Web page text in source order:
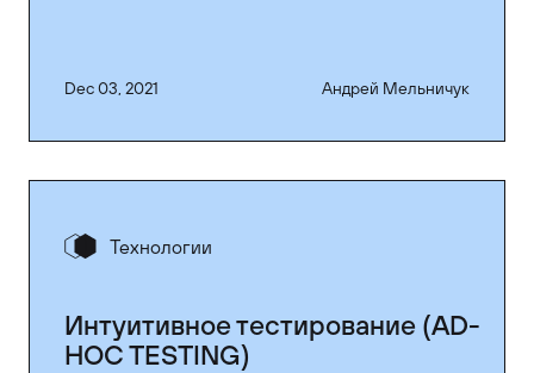
Dec 03, 2021 Андрей Мельничук
Технологии
Интуитивное тестирование (AD-
HOC TESTING)